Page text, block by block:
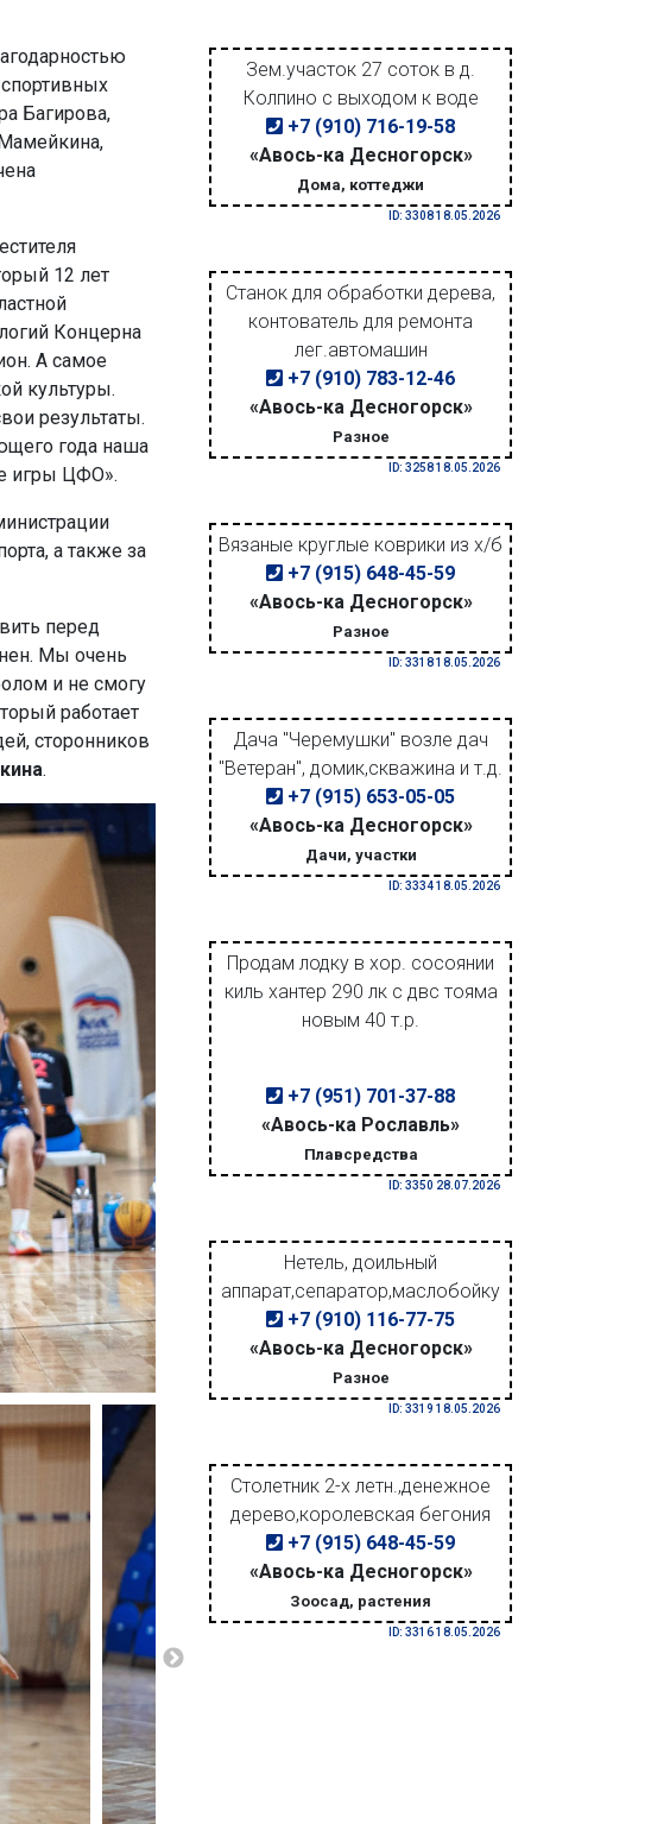
Багирова,
12 лет
Концерна
А самое
культуры.
результаты.
года наша
игры ЦФО».
а также за
перед
Мы очень
и не смогу
работает
сторонников
.
Зем.участок 27 соток в д.
Колпино с выходом к воде
+7 (910) 716-19-58
«Авось-ка Десногорск»
Дома, коттеджи
ID: 3308 18.05.2026
Станок для обработки дерева,
контователь для ремонта
лег.автомашин
+7 (910) 783-12-46
«Авось-ка Десногорск»
Разное
ID: 3258 18.05.2026
Вязаные круглые коврики из х/б
+7 (915) 648-45-59
«Авось-ка Десногорск»
Разное
ID: 3318 18.05.2026
Дача "Черемушки" возле дач
"Ветеран", домик,скважина и т.д.
+7 (915) 653-05-05
«Авось-ка Десногорск»
Дачи, участки
ID: 3334 18.05.2026
Продам лодку в хор. сосоянии
киль хантер 290 лк с двс тояма
новым 40 т.р.
+7 (951) 701-37-88
«Авось-ка Рославль»
Плавсредства
ID: 3350 28.07.2026
Нетель, доильный
аппарат,сепаратор,маслобойку
+7 (910) 116-77-75
«Авось-ка Десногорск»
Разное
ID: 3319 18.05.2026
Столетник 2-х летн.,денежное
дерево,королевская бегония
+7 (915) 648-45-59
«Авось-ка Десногорск»
Зоосад, растения
ID: 3316 18.05.2026